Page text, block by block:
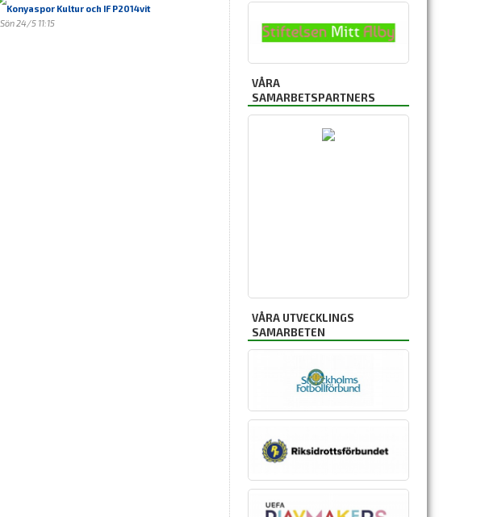
Konyaspor Kultur och IF P2014vit
Sön 24/5 11:15
VÅRA
SAMARBETSPARTNERS
VÅRA UTVECKLINGS
SAMARBETEN